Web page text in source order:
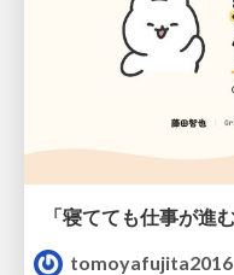
tomoyafujita2016